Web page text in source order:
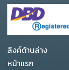
ลิงค์ด้านล่าง
หน้าแรก